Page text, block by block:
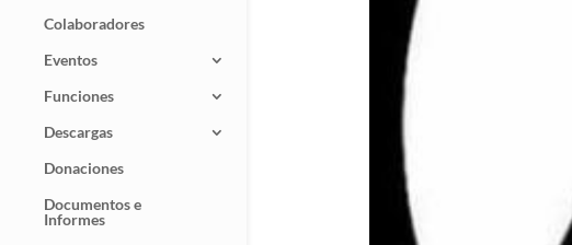
Colaboradores
Eventos
Funciones
Descargas
Donaciones
Documentos e
Informes